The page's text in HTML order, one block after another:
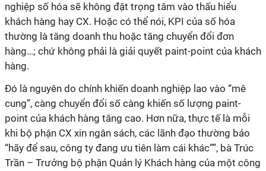
nghiệp số hóa sẽ không đặt trọng tâm vào thấu hiểu
khách hàng hay CX. Hoặc có thể nói, KPI của số hóa
thường là tăng doanh thu hoặc tăng chuyển đổi đơn
hàng…; chứ không phải là giải quyết paint-point của khách
hàng.
Đó là nguyên do chính khiến doanh nghiệp lao vào “mê
cung”, càng chuyển đổi số càng khiến số lượng paint-
point của khách hàng tăng cao. Hơn nữa, thực tế là mỗi
khi bộ phận CX xin ngân sách, các lãnh đạo thường bảo
“hãy để sau, công ty đang ưu tiên làm cái khác””, bà Trúc
Trần – Trưởng bộ phận Quản lý Khách hàng của một công